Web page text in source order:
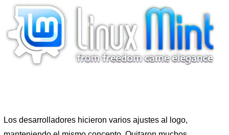
Los desarrolladores hicieron varios ajustes al logo,